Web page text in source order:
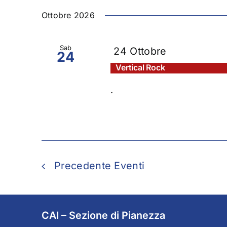
Ottobre 2026
Sab
24 24 Ottobre
Vertical Rock
.
Precedente Eventi
CAI – Sezione di Pianezza